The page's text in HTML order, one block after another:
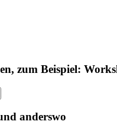
zum Beispiel:
anderswo